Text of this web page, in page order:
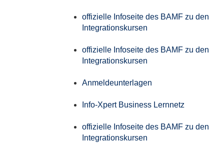
offizielle Infoseite des BAMF zu den
Integrationskursen
offizielle Infoseite des BAMF zu den
Integrationskursen
Anmeldeunterlagen
Info-Xpert Business Lernnetz
offizielle Infoseite des BAMF zu den
Integrationskursen